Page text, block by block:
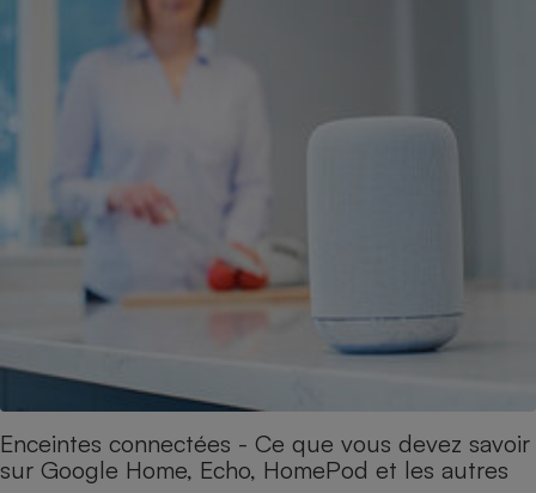
Enceintes connectées - Ce que vous devez savoir
sur Google Home, Echo, HomePod et les autres